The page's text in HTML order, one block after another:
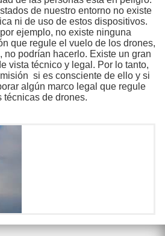
de nuestro entorno no existe
ni de uso de estos dispositivos.
ejemplo, no existe ninguna
que regule el vuelo de los drones,
no podrían hacerlo. Existe un gran
vista técnico y legal. Por lo tanto,
si es consciente de ello y si
algún marco legal que regule
técnicas de drones.